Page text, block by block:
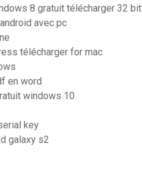
8 gratuit télécharger 32 bit
avec pc
télécharger for mac
en word
windows 10
key
galaxy s2